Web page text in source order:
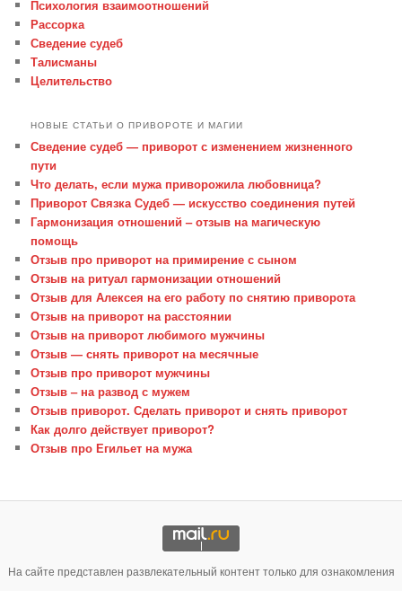
Психология взаимоотношений
Рассорка
Сведение судеб
Талисманы
Целительство
НОВЫЕ СТАТЬИ О ПРИВОРОТЕ И МАГИИ
Сведение судеб — приворот с изменением жизненного
пути
Что делать, если мужа приворожила любовница?
Приворот Связка Судеб — искусство соединения путей
Гармонизация отношений – отзыв на магическую
помощь
Отзыв про приворот на примирение с сыном
Отзыв на ритуал гармонизации отношений
Отзыв для Алексея на его работу по снятию приворота
Отзыв на приворот на расстоянии
Отзыв на приворот любимого мужчины
Отзыв — снять приворот на месячные
Отзыв про приворот мужчины
Отзыв – на развод с мужем
Отзыв приворот. Сделать приворот и снять приворот
Как долго действует приворот?
Отзыв про Егильет на мужа
На сайте представлен развлекательный контент только для ознакомления